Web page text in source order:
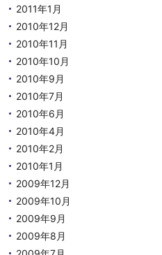
2011年1月
2010年12月
2010年11月
2010年10月
2010年9月
2010年7月
2010年6月
2010年4月
2010年2月
2010年1月
2009年12月
2009年10月
2009年9月
2009年8月